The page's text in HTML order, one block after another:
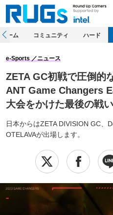
ホーム コミュニティ ハード
ZETA GC初戦で圧倒的
ANT Game Changers
大会をかけた最後の戦い
日本からはZETA DIVISION GC、
OTELAVAが出場します。
e-Sports ニュース